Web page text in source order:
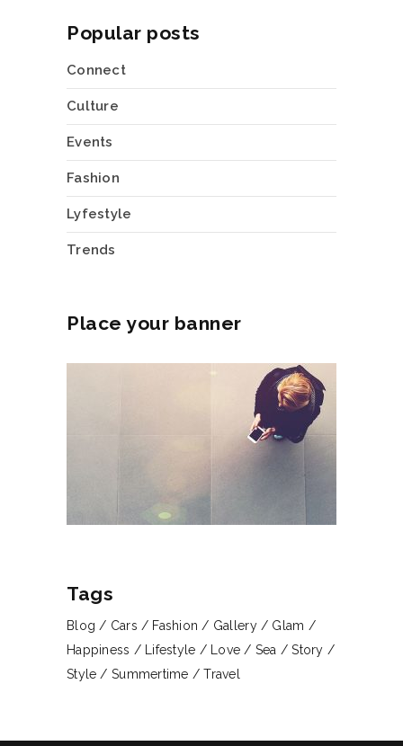
Popular posts
Connect
Culture
Events
Fashion
Lyfestyle
Trends
Place your banner
Tags
Blog Cars Fashion Gallery
Glam
Happiness
Lifestyle Love Sea
Story
Style
Summertime Travel